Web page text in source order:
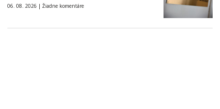
06. 08. 2026 | Žiadne komentáre